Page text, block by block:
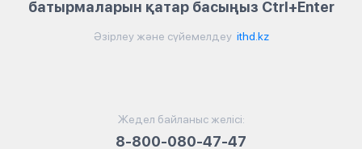
батырмаларын қатар басыңыз Ctrl+Enter
Әзірлеу және сүйемелдеу ithd.kz
Жедел байланыс желісі:
8-800-080-47-47